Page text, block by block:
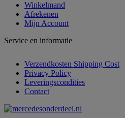
Winkelmand
Afrekenen
Mijn Account
Service en informatie
Verzendkosten Shipping Cost
Privacy Policy
Leveringscondities
Contact